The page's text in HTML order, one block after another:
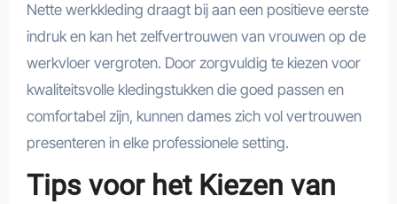
Nette werkkleding draagt bij aan een positieve eerste
indruk en kan het zelfvertrouwen van vrouwen op de
werkvloer vergroten. Door zorgvuldig te kiezen voor
kwaliteitsvolle kledingstukken die goed passen en
comfortabel zijn, kunnen dames zich vol vertrouwen
presenteren in elke professionele setting.
Tips voor het Kiezen van